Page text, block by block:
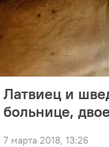
Латвиец и
больнице,
7 марта 2018, 13:26